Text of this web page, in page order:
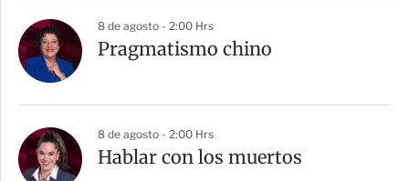
8 de agosto - 2:00 Hrs
Pragmatismo chino
8 de agosto - 2:00 Hrs
Hablar con los muertos